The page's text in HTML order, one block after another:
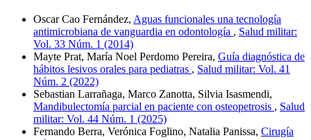
Oscar Cao Fernández, Aguas funcionales una tecnología
antimicrobiana de vanguardia en odontología , Salud militar:
Vol. 33 Núm. 1 (2014)
Mayte Prat, María Noel Perdomo Pereira, Guía diagnóstica de
hábitos lesivos orales para pediatras , Salud militar: Vol. 41
Núm. 2 (2022)
Sebastian Larrañaga, Marco Zanotta, Silvia Isasmendi,
Mandibulectomía parcial en paciente con osteopetrosis , Salud
militar: Vol. 44 Núm. 1 (2025)
Fernando Berra, Verónica Foglino, Natalia Panissa, Cirugía